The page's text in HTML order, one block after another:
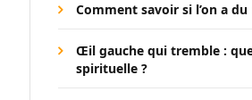
Comment savoir si l’on a
Œil gauche qui tremble :
spirituelle ?